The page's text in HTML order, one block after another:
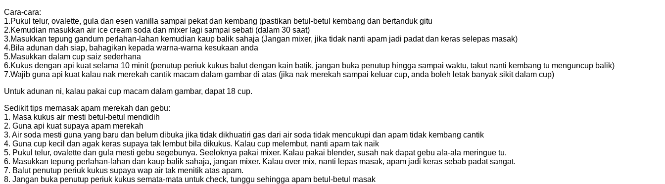
Cara-cara:
1.Pukul telur, ovalette, gula dan esen vanilla sampai pekat dan kembang (pastikan betul-betul kembang dan bertanduk gitu
2.Kemudian masukkan air ice cream soda dan mixer lagi sampai sebati (dalam 30 saat)
3.Masukkan tepung gandum perlahan-lahan kemudian kaup balik sahaja (Jangan mixer, jika tidak nanti apam jadi padat dan keras selepas masak)
4.Bila adunan dah siap, bahagikan kepada warna-warna kesukaan anda
5.Masukkan dalam cup saiz sederhana
6.Kukus dengan api kuat selama 10 minit (penutup periuk kukus balut dengan kain batik, jangan buka penutup hingga sampai waktu, takut nanti kembang tu menguncup balik)
7.Wajib guna api kuat kalau nak merekah cantik macam dalam gambar di atas (jika nak merekah sampai keluar cup, anda boleh letak banyak sikit dalam cup)
Untuk adunan ni, kalau pakai cup macam dalam gambar, dapat 18 cup.
Sedikit tips memasak apam merekah dan gebu:
1. Masa kukus air mesti betul-betul mendidih
2. Guna api kuat supaya apam merekah
3. Air soda mesti guna yang baru dan belum dibuka jika tidak dikhuatiri gas dari air soda tidak mencukupi dan apam tidak kembang cantik
4. Guna cup kecil dan agak keras supaya tak lembut bila dikukus. Kalau cup melembut, nanti apam tak naik
5. Pukul telur, ovalette dan gula mesti gebu segebunya. Seeloknya pakai mixer. Kalau pakai blender, susah nak dapat gebu ala-ala meringue tu.
6. Masukkan tepung perlahan-lahan dan kaup balik sahaja, jangan mixer. Kalau over mix, nanti lepas masak, apam jadi keras sebab padat sangat.
7. Balut penutup periuk kukus supaya wap air tak menitik atas apam.
8. Jangan buka penutup periuk kukus semata-mata untuk check, tunggu sehingga apam betul-betul masak